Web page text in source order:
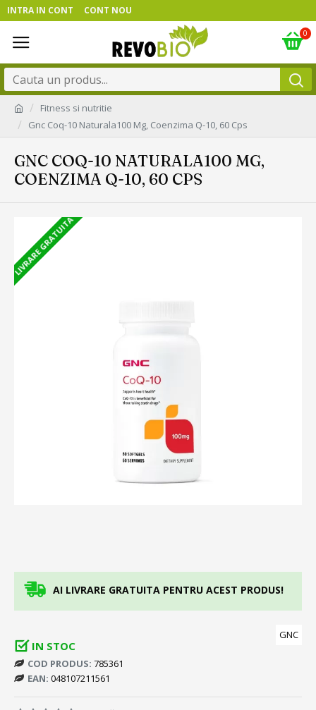
INTRA IN CONT CONT NOU
0
Fitness si nutritie
Gnc Coq-10 Naturala100 Mg, Coenzima Q-10, 60 Cps
GNC COQ-10 NATURALA100 MG,
COENZIMA Q-10, 60 CPS
LIVRARE GRATUITA
AI LIVRARE GRATUITA PENTRU ACEST PRODUS!
IN STOC
COD PRODUS: 785361
EAN: 048107211561
GNC